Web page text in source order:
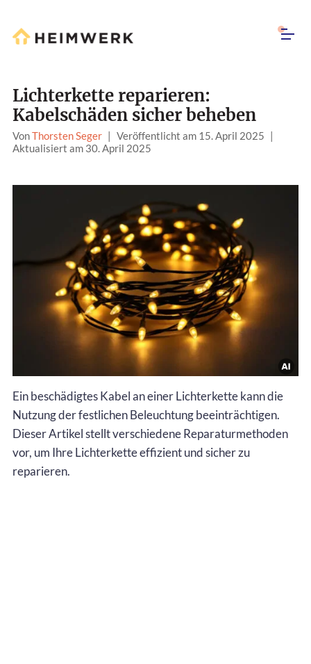
Lichterkette reparieren:
Kabelschäden sicher beheben
VonThorsten Seger | Veröffentlicht am 15. April 2025 |
Aktualisiert am 30. April 2025
Ein beschädigtes Kabel an einer Lichterkette kann die
Nutzung der festlichen Beleuchtung beeinträchtigen.
Dieser Artikel stellt verschiedene Reparaturmethoden
vor, um Ihre Lichterkette effizient und sicher zu
reparieren.